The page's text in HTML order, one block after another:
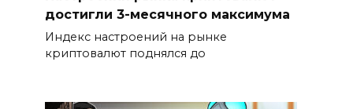
достигли 3-месячного максимума
Индекс настроений на рынке
криптовалют поднялся до